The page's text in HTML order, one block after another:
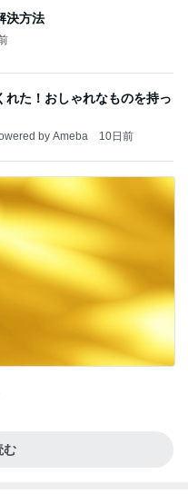
決方法
れた！おしゃれなものを持っ
by Ameba 10日前
む